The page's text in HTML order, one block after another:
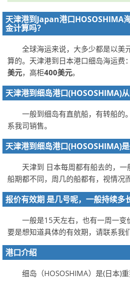
天津港到Japan港口HOSOSHIMA
金计算吗？
全球海运来说，大多少都是以美
算的。天津港到日本港口细岛海运费
美元，高柜400美元。
天津港到细岛港口(HOSOSHIMA)
一般到细岛有直航船，有转船的
系我司销售。
天津港到细岛港口(HOSOSHIMA)
天津到 日本每周都有船去的，
船期都不同，周几的船都有，视情况
报价有效期 是几号呢，一般持续多
一般是15天左右，也有一周一变
要是想知道具体的有效期，请联系我
港口介绍
细岛（HOSOSHIMA）是(日本)重